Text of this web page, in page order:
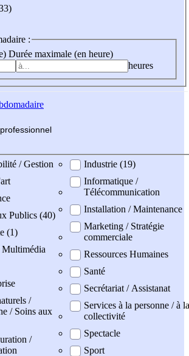
:
Durée maximale (en heure)
heures
fessionnel
/ Gestion
Publics (40)
(1)
/
/ Soins aux
/
Industrie (19)
Informatique /
Télécommunication
Installation / Maintenance
Marketing / Stratégie
commerciale
Ressources Humaines
Santé
Secrétariat / Assistanat
Services à la personne / à la
collectivité
Spectacle
Sport